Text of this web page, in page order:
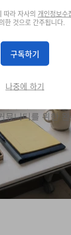
집중용 타자
Rev.6.1
식 키보드와
뮤니티를 위한
따라 자사의 개인정보수
한 것으로 간주됩니다.
구독하기
나중에 하기